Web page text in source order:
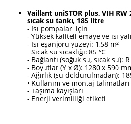
Vaillant uniSTOR plus, VIH
sıcak su tankı, 185 litre
- Isı pompaları için
- Yüksek kaliteli emaye ve ısı
- Isı eşanjörü yüzeyi: 1,58 m²
- Sıcak su sıcaklığı: 85 °C
- Bağlantı (soğuk su, sıcak su): R
- Boyutlar (Y x Ø): 1280 x 590
- Ağırlık (su doldurulmadan):
• Kullanım ve montaj
- Taşıma kayışları
- Enerji verimliliği etiketi